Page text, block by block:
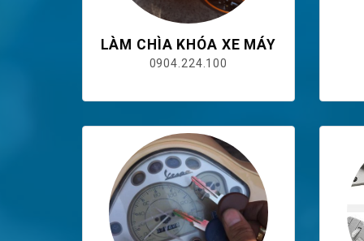
LÀM CHÌA KHÓA XE MÁY
0904.224.100